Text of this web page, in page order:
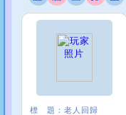
標 題： 老人回歸